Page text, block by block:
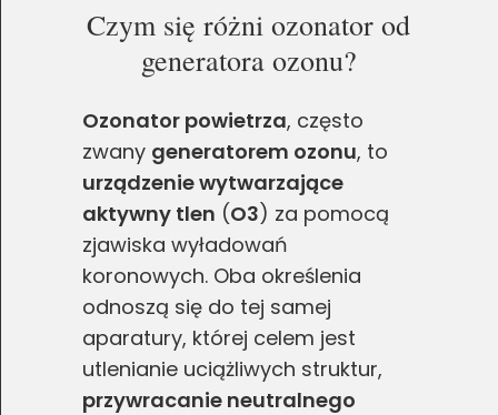
Czym się różni ozonator od
generatora ozonu?
Ozonator powietrza, często
zwany generatorem ozonu, to
urządzenie wytwarzające
aktywny tlen (O3) za pomocą
zjawiska wyładowań
koronowych. Oba określenia
odnoszą się do tej samej
aparatury, której celem jest
utlenianie uciążliwych struktur,
przywracanie neutralnego